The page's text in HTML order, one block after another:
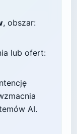
, obszar:
lub ofert:
AI.